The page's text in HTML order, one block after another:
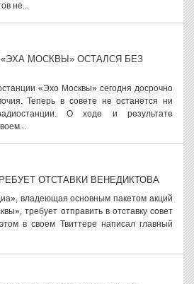
не...
МОСКВЫ» ОСТАЛСЯ БЕЗ
«Эхо Москвы» сегодня досрочно
Теперь в совете не останется ни
О ходе и результате
ОТСТАВКИ ВЕНЕДИКТОВА
владеющая основным пакетом акций
требует отправить в отставку совет
в своем Твиттере написал главный